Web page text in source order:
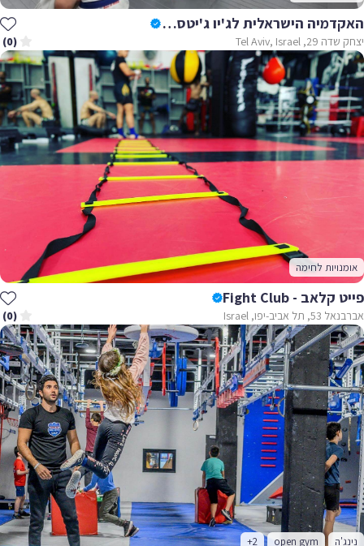
האקדמיה הישראלית לג'יו ג'יטסו ברזילאי - The Israeli Academy Of BJJ & MMA
יצחק שדה 29, Tel Aviv, Israel (0)
אומנויות לחימה
פייט קלאב - Fight Club
אברבנאל 53, תל אביב-יפו, Israel (0)
נינג'ה open gym
+2